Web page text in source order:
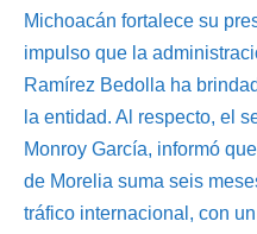
Michoacán fortalece su
impulso que la
Ramírez Bedolla ha
la entidad. Al respecto, el
Monroy García, informó
de Morelia suma seis
tráfico internacional, con